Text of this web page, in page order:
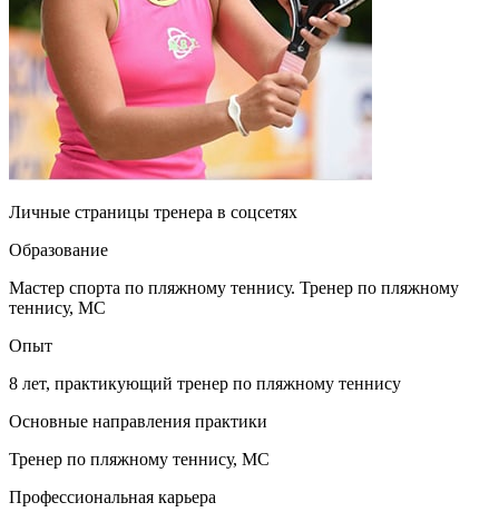
Личные страницы тренера в соцсетях
Образование
Мастер спорта по пляжному теннису. Тренер по пляжному
теннису, МС
Опыт
8 лет, практикующий тренер по пляжному теннису
Основные направления практики
Тренер по пляжному теннису, МС
Профессиональная карьера